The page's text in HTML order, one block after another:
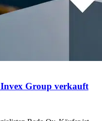
Group verkauft